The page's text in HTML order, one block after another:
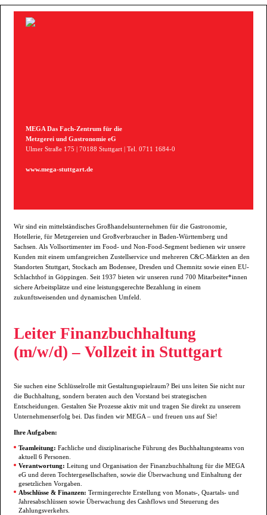
MEGA Das Fach-Zentrum für die
Metzgerei und Gastronomie eG
Ulmer Straße 175 | 70188 Stuttgart | Tel. 0711 1684-0
www.mega-stuttgart.de
Wir sind ein mittelständisches Großhandelsunternehmen für die Gastronomie,
Hotellerie, für Metzgereien und Großverbraucher in Baden-Württemberg und
Sachsen. Als Vollsortimenter im Food- und Non-Food-Segment bedienen wir unsere
Kunden mit einem umfangreichen Zustellservice und mehreren C&C-Märkten an den
Standorten Stuttgart, Stockach am Bodensee, Dresden und Chemnitz sowie einen EU-
Schlachthof in Göppingen. Seit 1937 bieten wir unseren rund 700 Mitarbeiter*innen
sichere Arbeitsplätze und eine leistungsgerechte Bezahlung in einem
zukunftsweisenden und dynamischen Umfeld.
Leiter Finanzbuchhaltung
(m/w/d) – Vollzeit in Stuttgart
Sie suchen eine Schlüsselrolle mit Gestaltungsspielraum? Bei uns leiten Sie nicht nur
die Buchhaltung, sondern beraten auch den Vorstand bei strategischen
Entscheidungen. Gestalten Sie Prozesse aktiv mit und tragen Sie direkt zu unserem
Unternehmenserfolg bei. Das finden wir MEGA – und freuen uns auf Sie!
Ihre Aufgaben:
Teamleitung: Fachliche und disziplinarische Führung des Buchhaltungsteams von
aktuell 6 Personen.
Verantwortung: Leitung und Organisation der Finanzbuchhaltung für die MEGA
eG und deren Tochtergesellschaften, sowie die Überwachung und Einhaltung der
gesetzlichen Vorgaben.
Abschlüsse & Finanzen: Termingerechte Erstellung von Monats-, Quartals- und
Jahresabschlüssen sowie Überwachung des Cashflows und Steuerung des
Zahlungsverkehrs.